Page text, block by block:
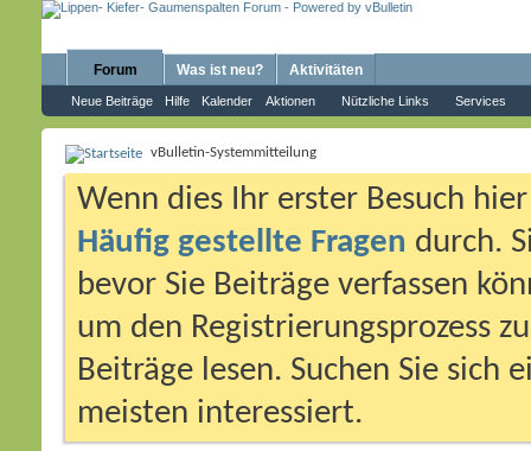
Forum
Neue Beiträge Hilfe Kalender Aktionen Nützliche Links Services
Was ist neu? Aktivitäten
vBulletin-Systemmitteilung
Wenn dies Ihr erster Besuch
Häufig gestellte Fragen durch.
bevor Sie Beiträge verfassen
um den Registrierungsprozess
Beiträge lesen. Suchen Sie sich
meisten interessiert.